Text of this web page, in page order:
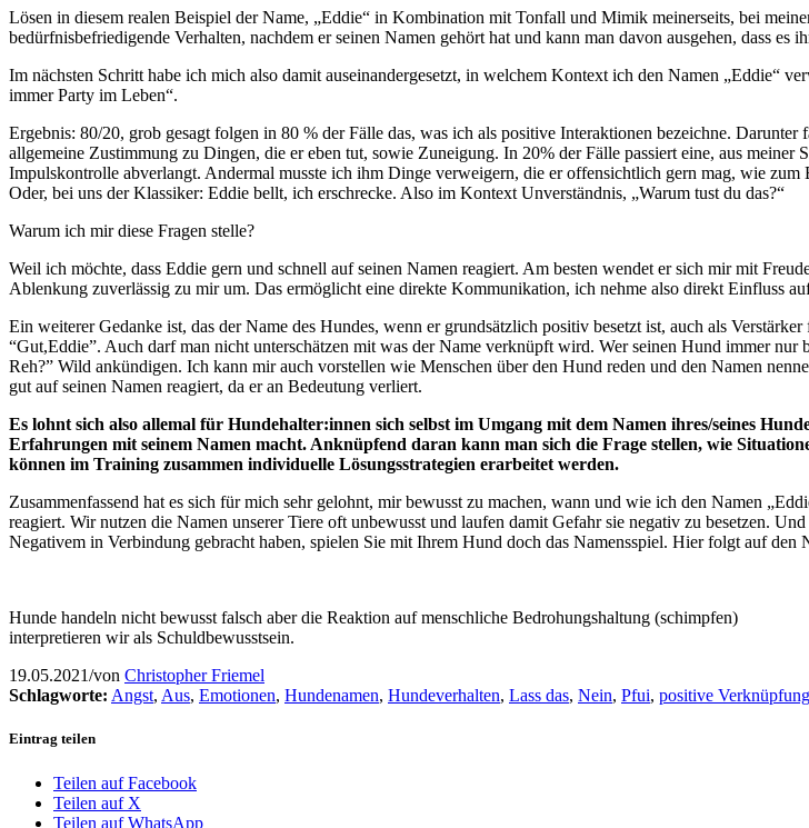
Lösen in diesem realen Beispiel der Name, „Eddie“ in Kombination mit Tonfall und Mimik meinerseits, bei
bedürfnisbefriedigende Verhalten, nachdem er seinen Namen gehört hat und kann man davon ausgehen, dass es
Im nächsten Schritt habe ich mich also damit auseinandergesetzt, in welchem Kontext ich den Namen „Eddie“
immer Party im Leben“.
Ergebnis: 80/20, grob gesagt folgen in 80 % der Fälle das, was ich als positive Interaktionen bezeichne.
allgemeine Zustimmung zu Dingen, die er eben tut, sowie Zuneigung. In 20% der Fälle passiert eine, aus
Impulskontrolle abverlangt. Andermal musste ich ihm Dinge verweigern, die er offensichtlich gern mag, wie
Oder, bei uns der Klassiker: Eddie bellt, ich erschrecke. Also im Kontext Unverständnis, „Warum tust du das?“
Warum ich mir diese Fragen stelle?
Weil ich möchte, dass Eddie gern und schnell auf seinen Namen reagiert. Am besten wendet er sich mirmit
Ablenkung zuverlässig zu mir um. Das ermöglicht eine direkte Kommunikation, ich nehme also direkt Einfluss
Ein weiterer Gedanke ist, das der Name des Hundes, wenn er grundsätzlich positiv besetzt ist, auch als
“Gut,Eddie”. Auch darf man nicht unterschätzen mit was der Name verknüpft wird. Wer seinen Hund immer
Reh?” Wild ankündigen. Ich kann mir auch vorstellen wie Menschen über den Hund reden und den Namen
gut auf seinen Namen reagiert, da er an Bedeutung verliert.
Es lohnt sich also allemal für Hundehalter:innen sich selbst im Umgang mit dem Namen ihres/seines
Erfahrungen mit seinem Namen macht. Anknüpfend daran kann man sich die Frage stellen, wie
können im Training zusammen individuelle Lösungsstrategien erarbeitet werden.
Zusammenfassend hat es sich für mich sehr gelohnt, mir bewusst zu machen, wann und wie ich den Namen
reagiert. Wir nutzen die Namen unserer Tiere oft unbewusst und laufen damit Gefahr sie negativ zu besetzen.
Negativem in Verbindung gebracht haben, spielen Sie mit Ihrem Hund doch das Namensspiel. Hier folgt auf den
Hunde handeln nicht bewusst falsch aber die Reaktion auf menschliche Bedrohungshaltung (schimpfen)
interpretieren wir als Schuldbewusstsein.
19.05.2021/von Christopher Friemel
Schlagworte: Angst, Aus, Emotionen, Hundenamen, Hundeverhalten, Lass das, Nein, Pfui, positive Verknüpfung
Eintrag teilen
Teilen auf Facebook
Teilen auf X
Teilen auf WhatsApp